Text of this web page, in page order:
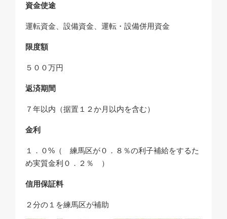
資金使途
運転資金、設備資金、運転・設備併用資金
限度額
５００万円
返済期間
７年以内（据置１２か月以内を含む）
金利
１．０%（ 練馬区が０．８％の利子補給をするた
め実質金利０．２％ ）
信用保証料
２分の１を練馬区が補助